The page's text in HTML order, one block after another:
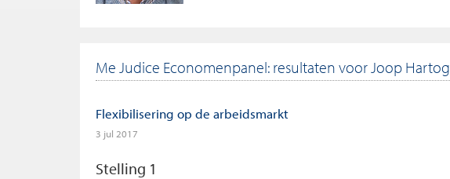
Me Judice Economenpanel: resultaten voor Joop Hartog
Flexibilisering op de arbeidsmarkt
3 jul 2017
Stelling 1